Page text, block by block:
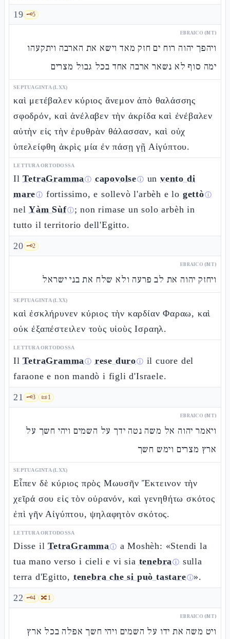
19 🗝️5
EBRAICO (MT)
ויהפך יהוה רוח ים חזק מאד וישא את הארבה ויתקעהו
ימה סוף לא נשאר ארבה אחד בכל גבול מצרים
SEPTUAGINTA (LXX)
καὶ μετέβαλεν κύριος ἄνεμον ἀπὸ θαλάσσης
σφοδρόν, καὶ ἀνέλαβεν τὴν ἀκρίδα καὶ ἐνέβαλεν
αὐτὴν εἰς τὴν ἐρυθρὰν θάλασσαν, καὶ οὐχ
ὑπελείφθη ἀκρὶς μία ἐν πάσῃ γῇ Αἰγύπτου.
LETTURA ORTODOSSA
IlTetraGrammaⓘ capovolseⓘ unvento di
mareⓘ fortissimo, e sollevò l'arbèh e lo gettòⓘ
nelYàm Sùfⓘ; non rimase un solo arbèh in
tutto il territorio dell'Egitto.
20 🗝️2
EBRAICO (MT)
ויחזק יהוה את לב פרעה ולא שלח את בני ישראל
SEPTUAGINTA (LXX)
καὶ ἐσκλήρυνεν κύριος τὴν καρδίαν Φαραω, καὶ
οὐκ ἐξαπέστειλεν τοὺς υἱοὺς Ισραηλ.
LETTURA ORTODOSSA
IlTetraGrammaⓘ rese duroⓘ il cuore del
faraone e non mandò i figli d'Israele.
21 🗝️3 📜1
EBRAICO (MT)
ויאמר יהוה אל משה נטה ידך על השמים ויהי חשך על
ארץ מצרים וימש חשך
SEPTUAGINTA (LXX)
Εἶπεν δὲ κύριος πρὸς Μωυσῆν Ἔκτεινον τὴν
χεῖρά σου εἰς τὸν οὐρανόν, καὶ γενηθήτω σκότος
ἐπὶ γῆν Αἰγύπτου, ψηλαφητὸν σκότος.
LETTURA ORTODOSSA
Disse ilTetraGrammaⓘ a Moshèh: «Stendi la
tua mano verso i cieli e vi sia tenebraⓘ sulla
terra d'Egitto, tenebra che si può tastareⓘ».
22 🗝️4 🔀1
EBRAICO (MT)
ויט משה את ידו על השמים ויהי חשך אפלה בכל ארץ